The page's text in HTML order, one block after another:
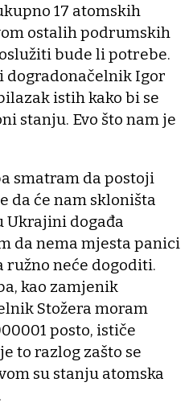
17 atomskih
ostalih podrumskih
bude li potrebe.
dogradonačelnik Igor
istih kako bi se
stanju. Evo što nam je
smatram da postoji
da će nam skloništa
Ukrajini događa
da nema mjesta panici
ružno neće dogoditi.
kao zamjenik
Stožera moram
posto, ističe
to razlog zašto se
su stanju atomska